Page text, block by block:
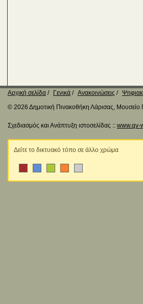
Αρχική σελίδα Γενικά Ανακοινώσεις
© 2026 Δημοτική Πινακοθήκη Λάρισας, Μουσείο
Σχεδιασμός και Ανάπτυξη ιστοσελίδας :: www.qv-
Δείτε το δικτυακό τόπο σε άλλο χρώμα